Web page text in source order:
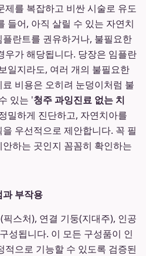
제를 복잡하고 비싼 시술로 유도
들어, 아직 살릴 수 있는 자연치
란트를 권유하거나, 불필요한
우가 해당됩니다. 당장은 임플란
일지라도, 여러 개의 불필요한
비용은 오히려 눈덩이처럼 불
있는 '청주 과잉진료 없는 치
밀하게 진단하고, 자연치아를
우선적으로 제안합니다. 꼭 필
하는 곳인지 꼼꼼히 확인하는
과 부작용
스처), 연결 기둥(지대주), 인공
성됩니다. 이 모든 구성품이 인
적으로 기능할 수 있도록 검증된